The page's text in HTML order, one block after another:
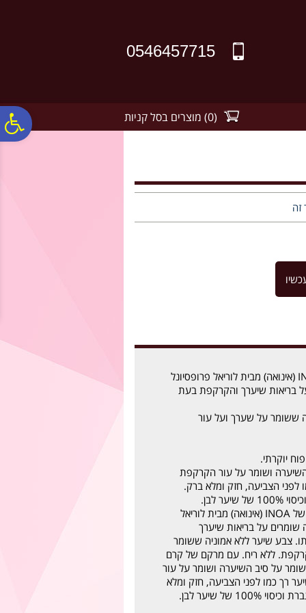
0546457715
(
0
) מוצרים בסל קניות
זה
צבעי השיער של INOA (אינואה) מבית לוריאל פרופסיונל
בריאות שיערך והקרקפת בעת
ששומר על שערך ועל עור
יוקרתי.
ושומר על עור הקרקפת
לפני הצביעה, חזק ומלא ברק.
לבן.
60 גרם צבעי השיער של INOA (אינואה) מבית לוריאל
שומרים על בריאות שיערך
צבע שיער ללא אמוניה ששומר
ללא ריח. עם מרקם של קרם
על סיב השיערה ושומר על עור
רך כמו לפני הצביעה, חזק ומלא
של שיער לבן.